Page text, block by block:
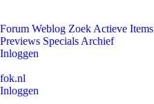
Forum Weblog Zoek Actieve Items
Previews Specials Archief
Inloggen
fok.nl
Inloggen